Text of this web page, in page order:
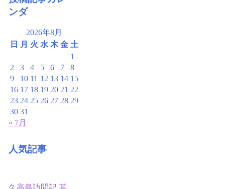
ンダ
2026年8月
日 月 火 水 木 金 土
1
2
3 4 5 6 7
8
9
10 11 12 13 14 15
16 17 18 19 20 21 22
23 24 25 26 27 28 29
30 31
« 7月
人気記事
久高島訪問記 其